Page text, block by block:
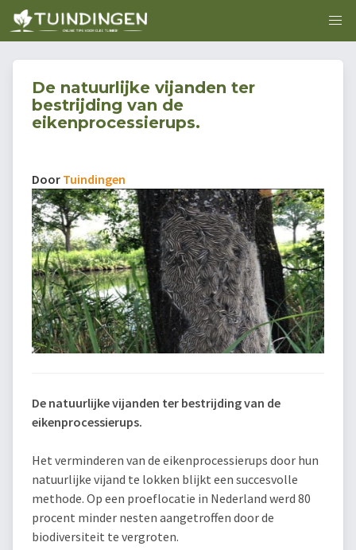
De natuurlijke vijanden ter
bestrijding van de
eikenprocessierups.
Door Tuindingen
De natuurlijke vijanden ter bestrijding van de
eikenprocessierups.
Het verminderen van de eikenprocessierups door hun
natuurlijke vijand te lokken blijkt een succesvolle
methode. Op een proeflocatie in Nederland werd 80
procent minder nesten aangetroffen door de
biodiversiteit te vergroten.